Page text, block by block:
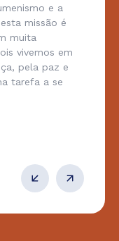
e a
missão é
muita
vivemos em
pela paz e
tarefa a se